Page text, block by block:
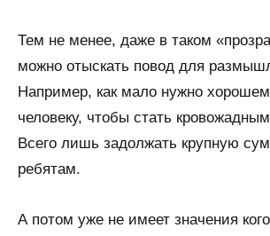
Тем не менее, даже в таком
можно отыскать повод для
Например, как мало нужно
человеку, чтобы стать
Всего лишь задолжать крупную
ребятам.
А потом уже не имеет значения